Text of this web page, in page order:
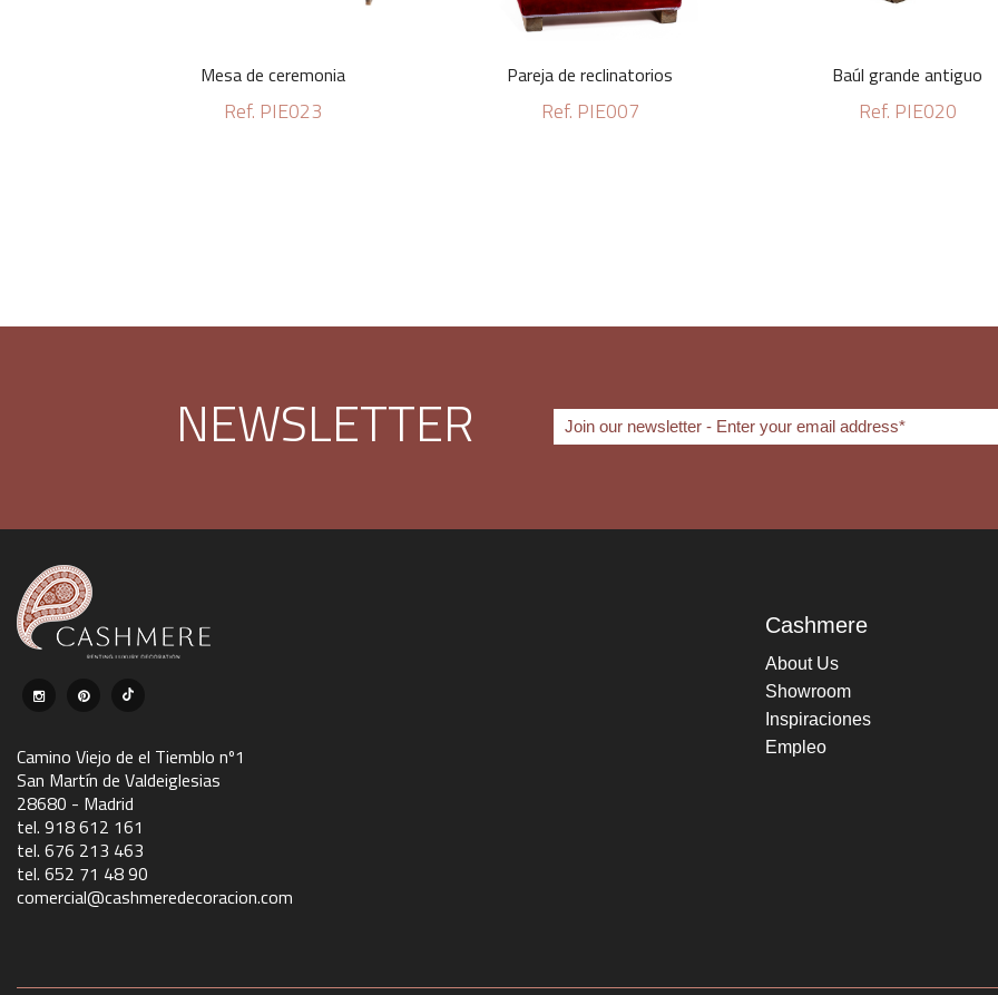
Mesa de ceremonia
Ref. PIE023
Pareja de reclinatorios
Ref. PIE007
Baúl grande antiguo
Ref. PIE020
NEWSLETTER
Camino Viejo de el Tiemblo nº1
San Martín de Valdeiglesias
28680 - Madrid
tel. 918 612 161
tel. 676 213 463
tel. 652 71 48 90
comercial@cashmeredecoracion.com
Cashmere
About Us
Showroom
Inspiraciones
Empleo